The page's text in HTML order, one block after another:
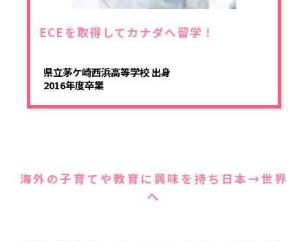
ECEを取得してカナダへ留学！
県立茅ケ崎西浜高等学校 出身
2016年度卒業
海外の子育てや教育に興味を持ち日本→世界
へ